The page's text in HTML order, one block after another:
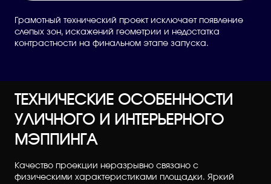
Грамотный технический проект исключает появление
слепых зон, искажений геометрии и недостатка
контрастности на финальном этапе запуска.
ТЕХНИЧЕСКИЕ ОСОБЕННОСТИ
УЛИЧНОГО И ИНТЕРЬЕРНОГО
МЭППИНГА
Качество проекции неразрывно связано с
физическими характеристиками площадки. Яркий